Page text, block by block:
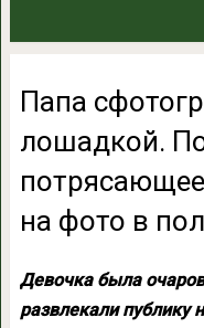
Папа
лошадкой.
на фото в
Девочка была
развлекали публику